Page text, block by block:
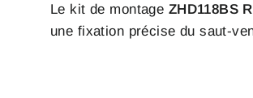
Le kit de montage ZHD118BS
une fixation précise du saut-